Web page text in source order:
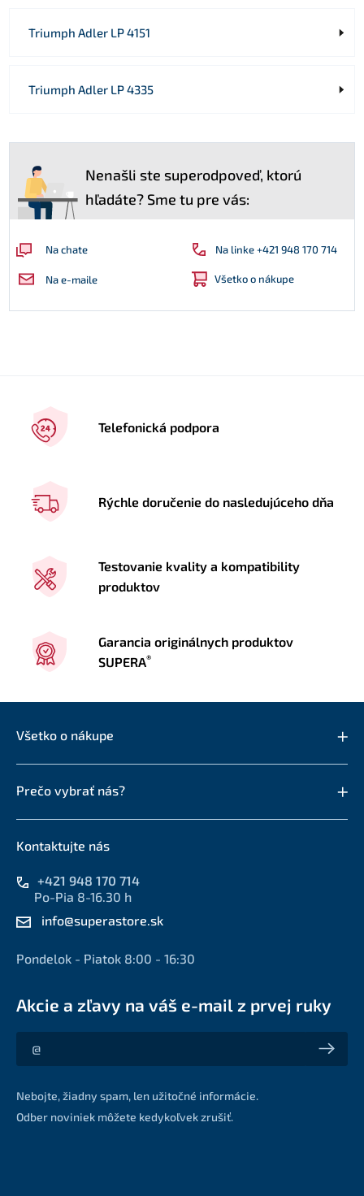
Triumph Adler LP 4151
Triumph Adler LP 4335
Nenašli ste superodpoveď, ktorú
hľadáte? Sme tu pre vás:
Na chate Na linke +421 948 170 714
Na e-maile Všetko o nákupe
Telefonická podpora
Rýchle doručenie do nasledujúceho dňa
Testovanie kvality a kompatibility
produktov
Garancia originálnych produktov
SUPERA®
Všetko o nákupe
Prečo vybrať nás?
Kontaktujte nás
+421 948 170 714
Po-Pia 8-16.30 h
info@superastore.sk
Pondelok - Piatok 8:00 - 16:30
Akcie a zľavy na váš e-mail z prvej ruky
Akcie a zľavy na váš e-mail z prvej ruky
Nebojte, žiadny spam, len užitočné informácie.
Odber noviniek môžete kedykoľvek zrušiť.